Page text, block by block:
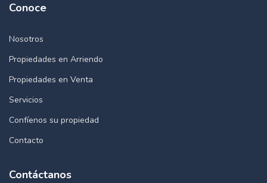
Conoce
Nosotros
Propiedades en Arriendo
Propiedades en Venta
Servicios
Confíenos su propiedad
Contacto
Contáctanos